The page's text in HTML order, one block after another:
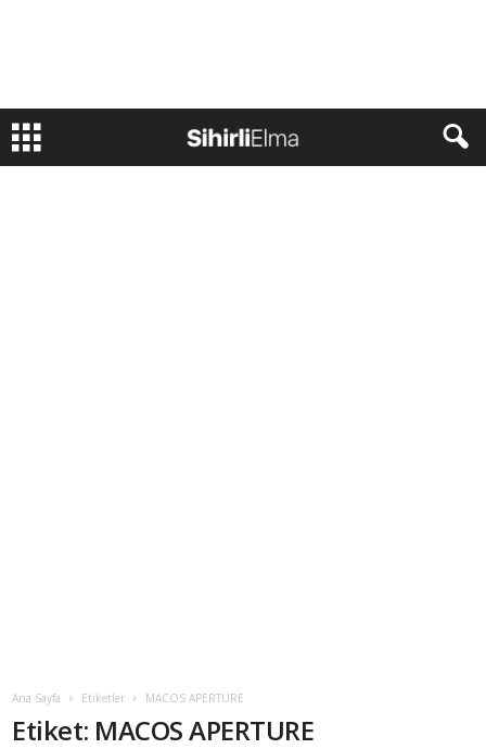
Ana Sayfa Etiketler MACOS APERTURE
Etiket: MACOS APERTURE